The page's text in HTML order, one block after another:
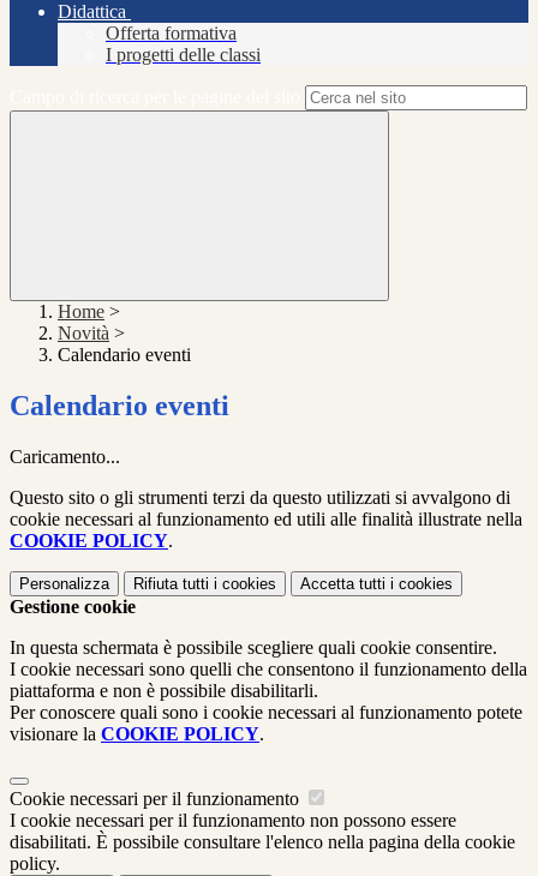
Didattica
Offerta formativa
I progetti delle classi
Home >
Novità >
Calendario eventi
Calendario eventi
Caricamento...
Questo sito o gli strumenti terzi da questo utilizzati si avvalgono di
cookie necessari al funzionamento ed utili alle finalità illustrate nella
COOKIE POLICY.
Personalizza Rifiuta tutti i cookies Accetta tutti i cookies
Gestione cookie
In questa schermata è possibile scegliere quali cookie consentire.
I cookie necessari sono quelli che consentono il funzionamento della
piattaforma e non è possibile disabilitarli.
Per conoscere quali sono i cookie necessari al funzionamento potete
visionare la COOKIE POLICY.
Cookie necessari per il funzionamento
I cookie necessari per il funzionamento non possono essere
disabilitati. È possibile consultare l'elenco nella pagina della cookie
policy.